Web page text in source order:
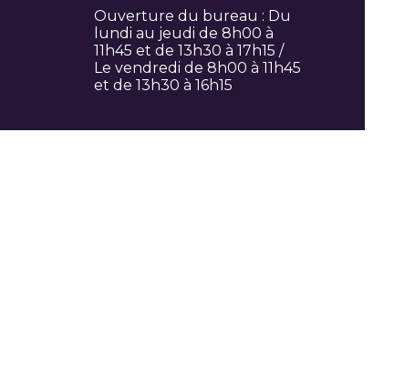
Ouverture du bureau : Du
lundi au jeudi de 8h00 à
11h45 et de 13h30 à 17h15 /
Le vendredi de 8h00 à 11h45
et de 13h30 à 16h15